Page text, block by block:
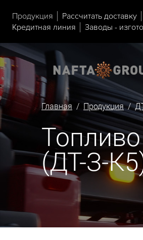
Продукция Рассчитать доставку
Кредитная линия
Заводы -
Главная / Продукция/
(ДТ-З-